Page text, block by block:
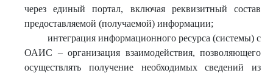
через единый портал, включая реквизитный состав
предоставляемой (получаемой) информации;
интеграция информационного ресурса (системы) с
ОАИС – организация взаимодействия, позволяющего
осуществлять получение необходимых сведений из